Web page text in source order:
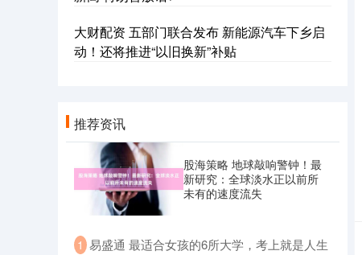
大财配资 五部门联合发布 新能源汽车下乡启
动！还将推进“以旧换新”补贴
推荐资讯
股海策略 地球敲响警钟！最
新研究：全球淡水正以前所
未有的速度流失
1 ​易盛通 最适合女孩的6所大学，考上就是人生